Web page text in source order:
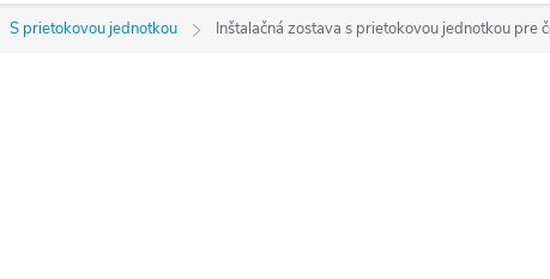
S prietokovou jednotkou Inštalačná zostava s prietokovou jednotkou pre